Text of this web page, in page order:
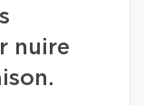
nuire